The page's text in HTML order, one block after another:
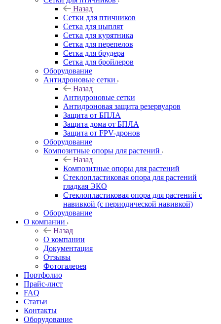
Назад
Сетки для птичников
Сетка для цыплят
Сетка для курятника
Сетка для перепелов
Сетка для брудера
Сетка для бройлеров
Оборудование
Антидроновые сетки
Назад
Антидроновые сетки
Антидроновая защита резервуаров
Защита от БПЛА
Защита дома от БПЛА
Защита от FPV-дронов
Оборудование
Композитные опоры для растений
Назад
Композитные опоры для растений
Стеклопластиковая опора для растений
гладкая ЭКО
Стеклопластиковая опора для растений с
навивкой (с периодической навивкой)
Оборудование
О компании
Назад
О компании
Документация
Отзывы
Фотогалерея
Портфолио
Прайс-лист
FAQ
Статьи
Контакты
Оборудование